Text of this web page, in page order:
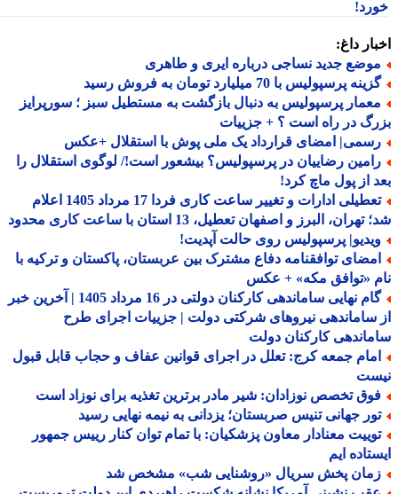
داغ:
جدید نساجی درباره ایری و طاهری
پرسپولیس با 70 میلیارد تومان به فروش رسید
پرسپولیس به دنبال بازگشت به مستطیل سبز ؛ سورپرایز
در راه است ؟ + جزییات
امضای قرارداد یک ملی پوش با استقلال +عکس
رضاییان در پرسپولیس؟ بیشعور است!/ لوگوی استقلال را
از پول ماچ کرد!
تعطیلی ادارات و تغییر ساعت کاری فردا 17 مرداد 1405 اعلام
البرز و اصفهان تعطیل، 13 استان با ساعت کاری محدود
پرسپولیس روی حالت آپدیت!
توافقنامه دفاع مشترک بین عربستان، پاکستان و ترکیه با
«توافق مکه» + عکس
گام نهایی ساماندهی کارکنان دولتی در 16 مرداد 1405 | آخرین خبر
ساماندهی نیروهای شرکتی دولت | جزییات اجرای طرح
کارکنان دولت
جمعه کرج: تعلل در اجرای قوانین عفاف و حجاب قابل قبول
تخصص نوزادان: شیر مادر برترین تغذیه برای نوزاد است
جهانی تنیس صربستان؛ یزدانی به نیمه نهایی رسید
معنادار معاون پزشکیان: با تمام توان کنار رییس جمهور
ایم
پخش سریال «روشنایی شب» مشخص شد